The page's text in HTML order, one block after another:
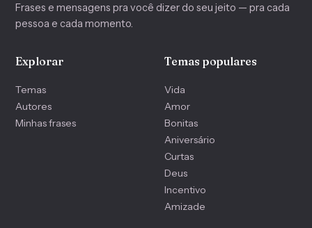
Frases e mensagens pra você dizer do seu jeito — pra cada
pessoa e cada momento.
Explorar
Temas
Autores
Minhas frases
Temas populares
Vida
Amor
Bonitas
Aniversário
Curtas
Deus
Incentivo
Amizade